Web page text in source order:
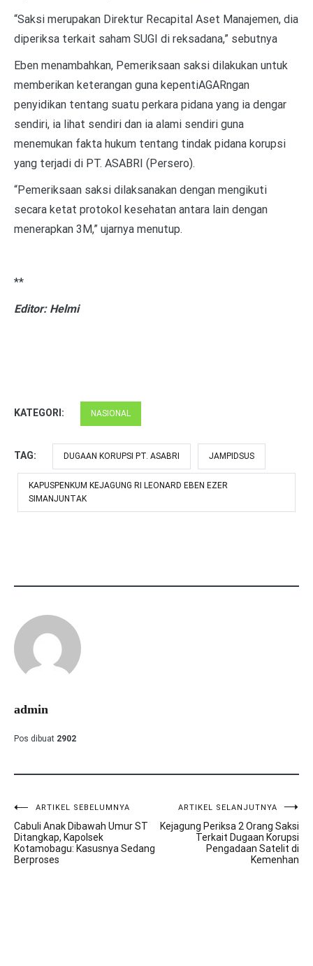
“Saksi merupakan Direktur Recapital Aset Manajemen, dia
diperiksa terkait saham SUGI di reksadana,” sebutnya
Eben menambahkan, Pemeriksaan saksi dilakukan untuk
memberikan keterangan guna kepentiAGARngan
penyidikan tentang suatu perkara pidana yang ia dengar
sendiri, ia lihat sendiri dan ia alami sendiri guna
menemukan fakta hukum tentang tindak pidana korupsi
yang terjadi di PT. ASABRI (Persero).
“Pemeriksaan saksi dilaksanakan dengan mengikuti
secara ketat protokol kesehatan antara lain dengan
menerapkan 3M,” ujarnya menutup.
**
Editor: Helmi
KATEGORI: NASIONAL
TAG: DUGAAN KORUPSI PT. ASABRI JAMPIDSUS
KAPUSPENKUM KEJAGUNG RI LEONARD EBEN EZER
SIMANJUNTAK
admin
Pos dibuat 2902
Navigasi
pos
ARTIKEL SEBELUMNYA
Cabuli Anak Dibawah Umur ST
Ditangkap, Kapolsek
Kotamobagu: Kasusnya Sedang
Berproses
ARTIKEL SELANJUTNYA
Kejagung Periksa 2 Orang Saksi
Terkait Dugaan Korupsi
Pengadaan Satelit di
Kemenhan